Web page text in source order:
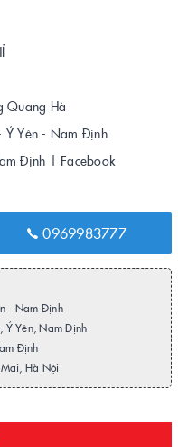
Quang Hà
Ý Yên - Nam Định
Định | Facebook
0969983777
- Nam Định
Ý Yên, Nam Định
Định
Hà Nội